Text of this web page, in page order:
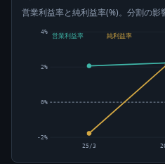
営業利益率と純利益率(%)。分割の
-2%
0%
2%
4%
営業利益率 純利益率
25/3